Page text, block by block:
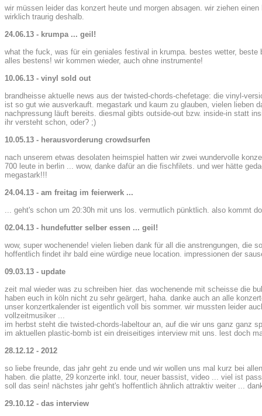
wir müssen leider das konzert heute und morgen absagen. wir ziehen
wirklich traurig deshalb.
24.06.13 - krumpa ... geil!
what the fuck, was für ein geniales festival in krumpa. bestes wetter, beste
alles bestens! wir kommen wieder, auch ohne instrumente!
10.06.13 - vinyl sold out
brandheisse aktuelle news aus der twisted-chords-chefetage: die vinyl-
ist so gut wie ausverkauft. megastark und kaum zu glauben, vielen lieben
nachpressung läuft bereits. diesmal gibts outside-out bzw. inside-in statt
ihr versteht schon, oder? ;)
10.05.13 - herausvorderung crowdsurfen
nach unserem etwas desolaten heimspiel hatten wir zwei wundervolle
700 leute in berlin ... wow, danke dafür an die fischfilets. und wer hätte
megastark!!!
24.04.13 - am freitag im feierwerk ...
... geht's schon um 20:30h mit uns los. vermutlich pünktlich. also kommt
02.04.13 - hundefutter selber essen ... geil!
wow, super wochenende! vielen lieben dank für all die anstrengungen,
hoffentlich findet ihr bald eine würdige neue location. impressionen der
09.03.13 - update
zeit mal wieder was zu schreiben hier. das wochenende mit scheisse die
haben euch in köln nicht zu sehr geärgert, haha. danke auch an alle
unser konzertkalender ist eigentlich voll bis sommer. wir mussten leider
vollzeitmusiker ...
im herbst steht die twisted-chords-labeltour an, auf die wir uns ganz ganz
im aktuellen plastic-bomb ist ein dreiseitiges interview mit uns. lest doch
28.12.12 - 2012
so liebe freunde, das jahr geht zu ende und wir wollen uns mal kurz bei
haben. die platte, 29 konzerte inkl. tour, neuer bassist, video ... viel ist
soll das sein! nächstes jahr geht's hoffentlich ähnlich attraktiv weiter ...
29.10.12 - das interview